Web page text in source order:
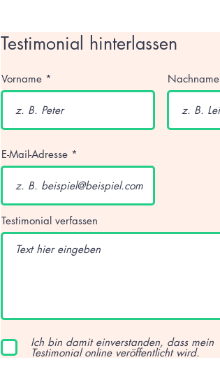
Testimonial hinterlassen
Vorname Nachname
E-Mail-Adresse
Testimonial verfassen
Ich bin damit einverstanden, dass mein
Testimonial online veröffentlicht wird.